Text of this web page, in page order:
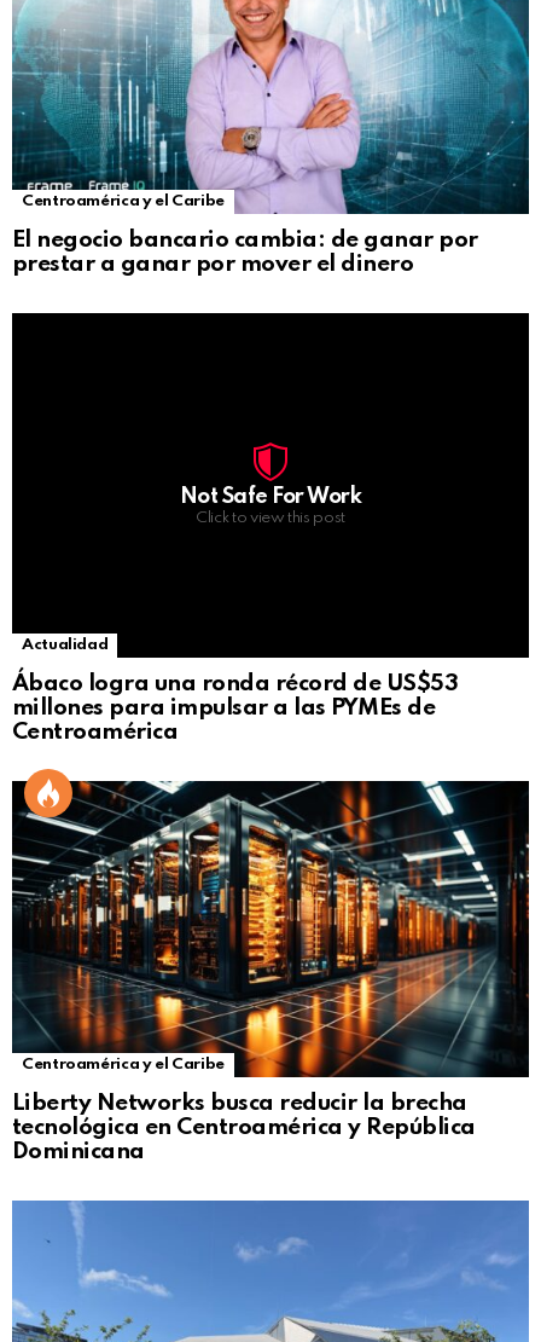
Centroamérica y el Caribe
El negocio bancario cambia: de ganar por
prestar a ganar por mover el dinero
Not Safe For Work
Click to view this post
Actualidad
Ábaco logra una ronda récord de US$53
millones para impulsar a las PYMEs de
Centroamérica
Centroamérica y el Caribe
Liberty Networks busca reducir la brecha
tecnológica en Centroamérica y República
Dominicana